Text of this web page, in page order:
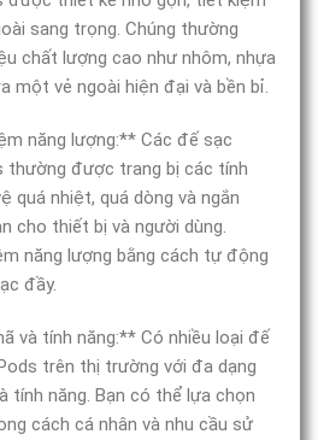
sang trọng. Chúng thường
chất lượng cao như nhôm, nhựa
một vẻ ngoài hiện đại và bền bỉ.
năng lượng:** Các đế sạc
thường được trang bị các tính
quá nhiệt, quá dòng và ngắn
cho thiết bị và người dùng.
năng lượng bằng cách tự động
đầy.
và tính năng:** Có nhiều loại đế
trên thị trường với đa dạng
tính năng. Bạn có thể lựa chọn
cách cá nhân và nhu cầu sử